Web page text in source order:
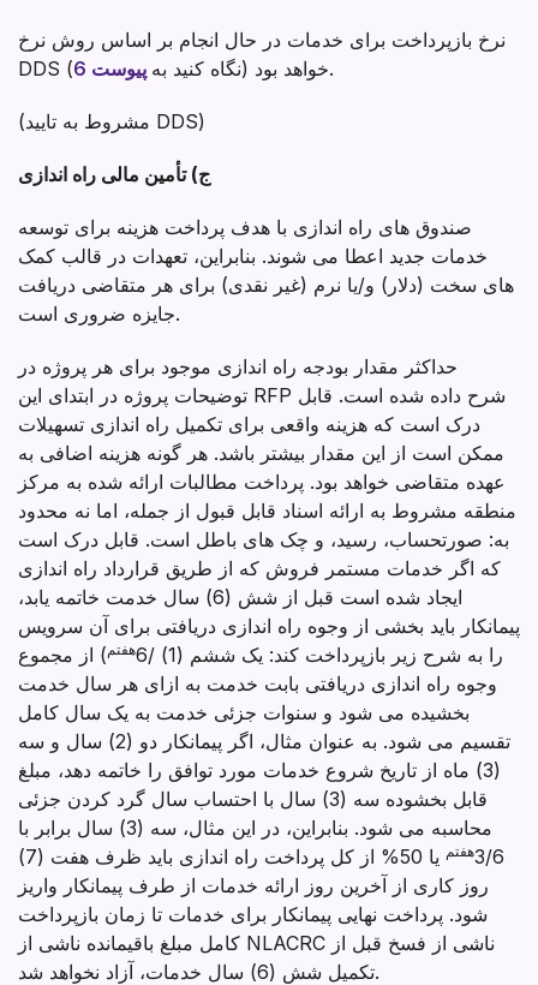
نرخ بازپرداخت برای خدمات در حال انجام بر اساس روش نرخ
DDS خواهد بود (نگاه کنید به پیوست 6 ).
(مشروط به تایید DDS)
ج) تأمین مالی راه اندازی
صندوق های راه اندازی با هدف پرداخت هزینه برای توسعه
خدمات جدید اعطا می شوند. بنابراین، تعهدات در قالب کمک
های سخت (دلار) و/یا نرم (غیر نقدی) برای هر متقاضی دریافت
جایزه ضروری است.
حداکثر مقدار بودجه راه اندازی موجود برای هر پروژه در
توضیحات پروژه در ابتدای این RFP شرح داده شده است. قابل
درک است که هزینه واقعی برای تکمیل راه اندازی تسهیلات
ممکن است از این مقدار بیشتر باشد. هر گونه هزینه اضافی به
عهده متقاضی خواهد بود. پرداخت مطالبات ارائه شده به مرکز
منطقه مشروط به ارائه اسناد قابل قبول از جمله، اما نه محدود
به: صورتحساب، رسید، و چک های باطل است. قابل درک است
که اگر خدمات مستمر فروش که از طریق قرارداد راه اندازی
ایجاد شده است قبل از شش (6) سال خدمت خاتمه یابد،
پیمانکار باید بخشی از وجوه راه اندازی دریافتی برای آن سرویس
را به شرح زیر بازپرداخت کند: یک ششم (1) /6
هفتم ) از مجموع
وجوه راه اندازی دریافتی بابت خدمت به ازای هر سال خدمت
بخشیده می شود و سنوات جزئی خدمت به یک سال کامل
تقسیم می شود. به عنوان مثال، اگر پیمانکار دو (2) سال و سه
(3) ماه از تاریخ شروع خدمات مورد توافق را خاتمه دهد، مبلغ
قابل بخشوده سه (3) سال با احتساب سال گرد کردن جزئی
محاسبه می شود. بنابراین، در این مثال، سه (3) سال برابر با
3/6هفتم
یا 50% از کل پرداخت راه اندازی باید ظرف هفت (7)
روز کاری از آخرین روز ارائه خدمات از طرف پیمانکار واریز
شود. پرداخت نهایی پیمانکار برای خدمات تا زمان بازپرداخت
کامل مبلغ باقیمانده ناشی از NLACRC ناشی از فسخ قبل از
تکمیل شش (6) سال خدمات، آزاد نخواهد شد.